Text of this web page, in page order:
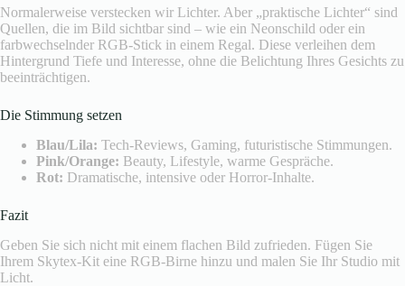
Normalerweise verstecken wir Lichter. Aber „praktische Lichter“ sind
Quellen, die im Bild sichtbar sind – wie ein Neonschild oder ein
farbwechselnder RGB-Stick in einem Regal. Diese verleihen dem
Hintergrund Tiefe und Interesse, ohne die Belichtung Ihres Gesichts zu
beeinträchtigen.
Die Stimmung setzen
Blau/Lila: Tech-Reviews, Gaming, futuristische Stimmungen.
Pink/Orange: Beauty, Lifestyle, warme Gespräche.
Rot: Dramatische, intensive oder Horror-Inhalte.
Fazit
Geben Sie sich nicht mit einem flachen Bild zufrieden. Fügen Sie
Ihrem Skytex-Kit eine RGB-Birne hinzu und malen Sie Ihr Studio mit
Licht.